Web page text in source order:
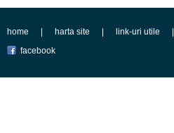
home harta site link-uri utile
facebook